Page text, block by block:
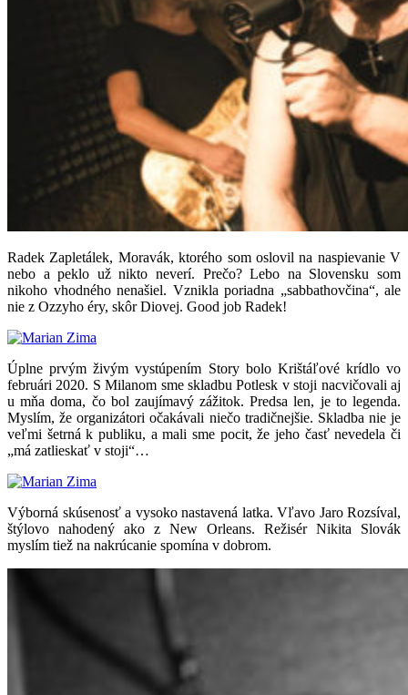
Radek Zapletálek, Moravák, ktorého som oslovil na naspievanie V
nebo a peklo už nikto neverí. Prečo? Lebo na Slovensku som
nikoho vhodného nenašiel. Vznikla poriadna „sabbathovčina“, ale
nie z Ozzyho éry, skôr Diovej. Good job Radek!
Úplne prvým živým vystúpením Story bolo Krištáľové krídlo vo
februári 2020. S Milanom sme skladbu Potlesk v stoji nacvičovali aj
u mňa doma, čo bol zaujímavý zážitok. Predsa len, je to legenda.
Myslím, že organizátori očakávali niečo tradičnejšie. Skladba nie je
veľmi šetrná k publiku, a mali sme pocit, že jeho časť nevedela či
„má zatlieskať v stoji“…
Výborná skúsenosť a vysoko nastavená latka. Vľavo Jaro Rozsíval,
štýlovo nahodený ako z New Orleans. Režisér Nikita Slovák
myslím tiež na nakrúcanie spomína v dobrom.